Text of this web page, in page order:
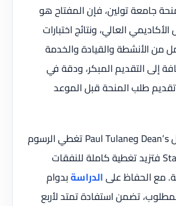
جامعة تولين، فإن المفتاح هو
العالي، ونتائج اختبارات
من الأنشطة والقيادة والخدمة
إلى التقديم المبكر، ودقة في
وتقديم طلب المنحة قبل الموعد
المنح الممثلة مثل Dean’s وPaul Tulane تغطي الرسوم
بالكامل، أما Stamps فتزيد تغطية كاملة للنفقات
مع الحفاظ علىالدراسةبدوام
تضمن استفادة تمتد لأربع